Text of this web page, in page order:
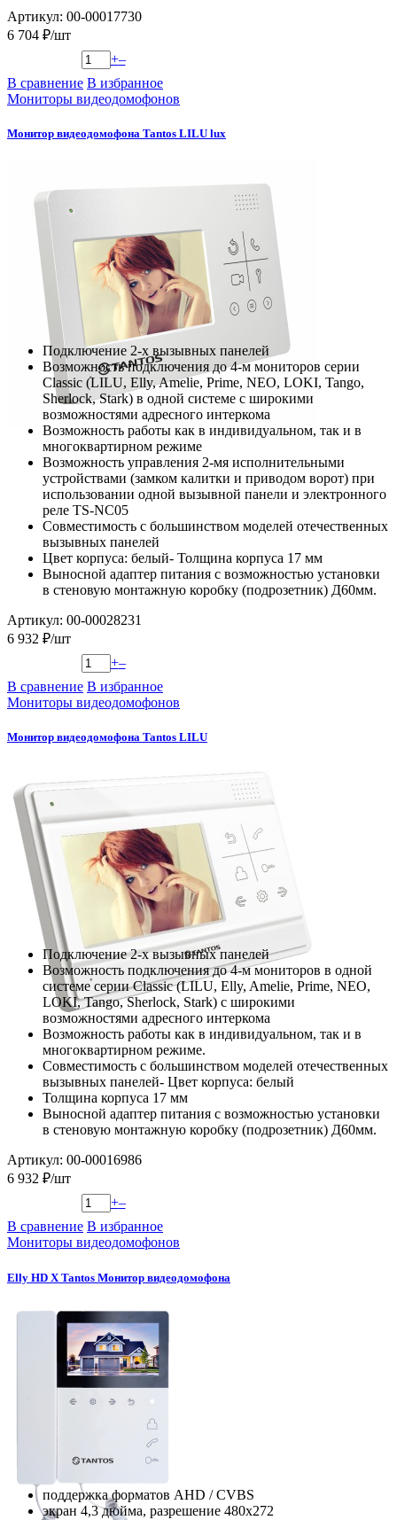
Артикул: 00-00017730
6 704 ₽/шт
+–
В сравнение В избранное
Мониторы видеодомофонов
Монитор видеодомофона Tantos LILU lux
Подключение 2-х вызывных панелей
Возможность подключения до 4-м мониторов серии
Classic (LILU, Elly, Amelie, Prime, NEO, LOKI, Tango,
Sherlock, Stark) в одной системе с широкими
возможностями адресного интеркома
Возможность работы как в индивидуальном, так и в
многоквартирном режиме
Возможность управления 2-мя исполнительными
устройствами (замком калитки и приводом ворот) при
использовании одной вызывной панели и электронного
реле TS-NC05
Совместимость с большинством моделей отечественных
вызывных панелей
Цвет корпуса: белый- Толщина корпуса 17 мм
Выносной адаптер питания с возможностью установки
в стеновую монтажную коробку (подрозетник) Д60мм.
Артикул: 00-00028231
6 932 ₽/шт
+–
В сравнение В избранное
Мониторы видеодомофонов
Монитор видеодомофона Tantos LILU
Подключение 2-х вызывных панелей
Возможность подключения до 4-м мониторов в одной
системе серии Classic (LILU, Elly, Amelie, Prime, NEO,
LOKI, Tango, Sherlock, Stark) с широкими
возможностями адресного интеркома
Возможность работы как в индивидуальном, так и в
многоквартирном режиме.
Совместимость с большинством моделей отечественных
вызывных панелей- Цвет корпуса: белый
Толщина корпуса 17 мм
Выносной адаптер питания с возможностью установки
в стеновую монтажную коробку (подрозетник) Д60мм.
Артикул: 00-00016986
6 932 ₽/шт
+–
В сравнение В избранное
Мониторы видеодомофонов
Elly HD X Tantos Монитор видеодомофона
поддержка форматов AHD / CVBS
экран 4,3 дюйма, разрешение 480х272